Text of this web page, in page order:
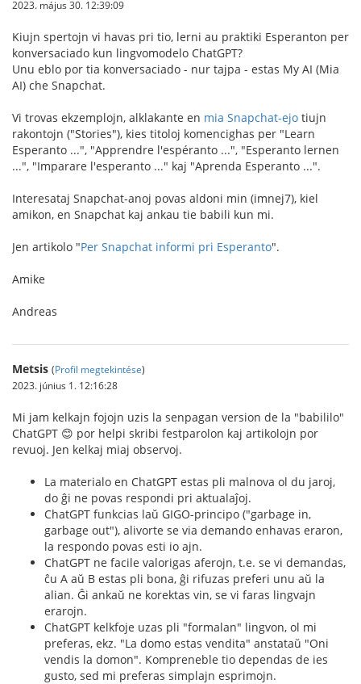
2023. május 30. 12:39:09
Kiujn spertojn vi havas pri tio, lerni au praktiki Esperanton per
konversaciado kun lingvomodelo ChatGPT?
Unu eblo por tia konversaciado - nur tajpa - estas My AI (Mia
AI) che Snapchat.
Vi trovas ekzemplojn, alklakante en mia Snapchat-ejo tiujn
rakontojn ("Stories"), kies titoloj komencighas per "Learn
Esperanto ...", "Apprendre l'espéranto ...", "Esperanto lernen
...", "Imparare l'esperanto ..." kaj "Aprenda Esperanto ...".
Interesataj Snapchat-anoj povas aldoni min (imnej7), kiel
amikon, en Snapchat kaj ankau tie babili kun mi.
Jen artikolo "Per Snapchat informi pri Esperanto".
Amike
Andreas
Metsis (Profil megtekintése)
2023. június 1. 12:16:28
Mi jam kelkajn fojojn uzis la senpagan version de la "babililo"
ChatGPT 😊 por helpi skribi festparolon kaj artikolojn por
revuoj. Jen kelkaj miaj observoj.
La materialo en ChatGPT estas pli malnova ol du jaroj,
do ĝi ne povas respondi pri aktualaĵoj.
ChatGPT funkcias laŭ GIGO-principo ("garbage in,
garbage out"), alivorte se via demando enhavas eraron,
la respondo povas esti io ajn.
ChatGPT ne facile valorigas aferojn, t.e. se vi demandas,
ĉu A aŭ B estas pli bona, ĝi rifuzas preferi unu aŭ la
alian. Ĝi ankaŭ ne korektas vin, se vi faras lingvajn
erarojn.
ChatGPT kelkfoje uzas pli "formalan" lingvon, ol mi
preferas, ekz. "La domo estas vendita" anstataŭ "Oni
vendis la domon". Kompreneble tio dependas de ies
gusto, sed mi preferas simplajn esprimojn.